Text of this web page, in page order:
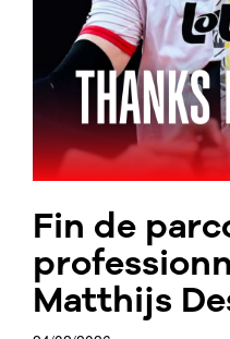
Fin de
Matthijs